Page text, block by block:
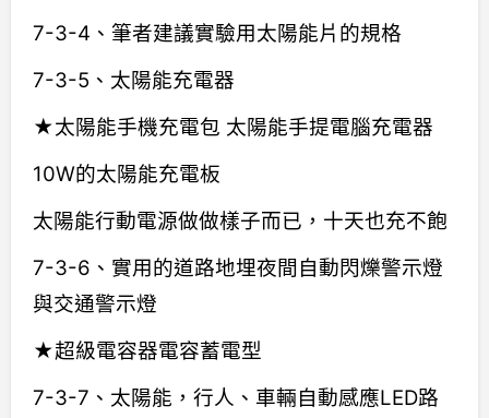
7-3-4、筆者建議實驗用太陽能片的規格
7-3-5、太陽能充電器
★太陽能手機充電包 太陽能手提電腦充電器
10W的太陽能充電板
太陽能行動電源做做樣子而已，十天也充不飽
7-3-6、實用的道路地埋夜間自動閃爍警示燈
與交通警示燈
★超級電容器電容蓄電型
7-3-7、太陽能，行人、車輛自動感應LED路